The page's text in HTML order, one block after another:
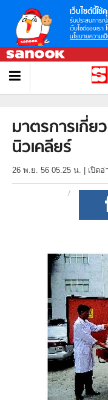
เว็บไซต์นี้ใช้
รับประสบการ
เว็บไซต์ของเรา
นโยบายความเ
มาตรการเกี่ย
นิวเคลียร์
26 พ.ย. 56 05.25 น. เปิดอ่